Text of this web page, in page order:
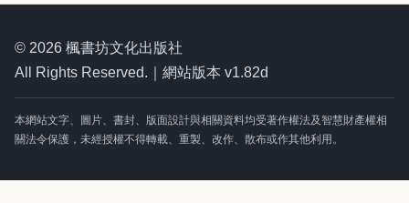
© 2026 楓書坊文化出版社
All Rights Reserved.｜網站版本 v1.82d
本網站文字、圖片、書封、版面設計與相關資料均受著作權法及智慧財產權相
關法令保護，未經授權不得轉載、重製、改作、散布或作其他利用。